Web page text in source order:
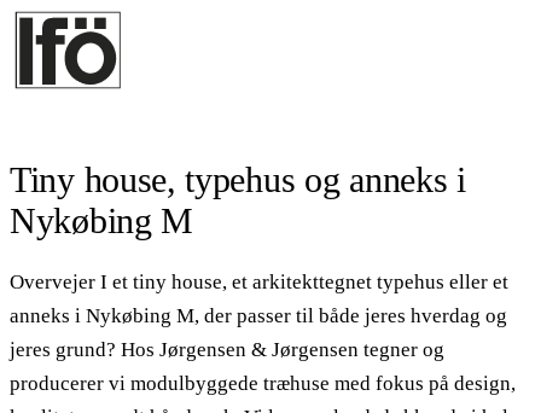
Tiny house, typehus og anneks i
Nykøbing M
Overvejer I et tiny house, et arkitekttegnet typehus eller et
anneks i Nykøbing M, der passer til både jeres hverdag og
jeres grund? Hos Jørgensen & Jørgensen tegner og
producerer vi modulbyggede træhuse med fokus på design,